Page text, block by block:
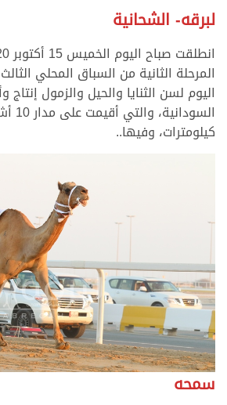
لبرقه- الشحانية
المرحلة الثانية من السباق المحلي
اليوم لسن الثنايا والحيل والزمول إنتاج
كيلومترات، وفيها..
سمحه